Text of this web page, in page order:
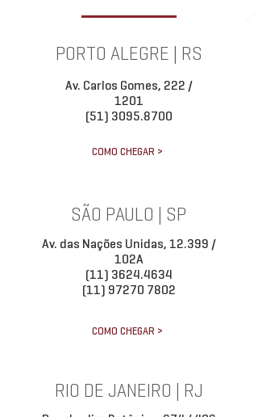
PORTO ALEGRE | RS
Av. Carlos Gomes, 222 /
1201
(51) 3095.8700
COMO CHEGAR >
SÃO PAULO | SP
Av. das Nações Unidas, 12.399 /
102A
(11) 3624.4634
(11) 97270 7802
COMO CHEGAR >
RIO DE JANEIRO | RJ